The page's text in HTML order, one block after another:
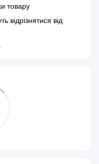
товару
відрізнятися від